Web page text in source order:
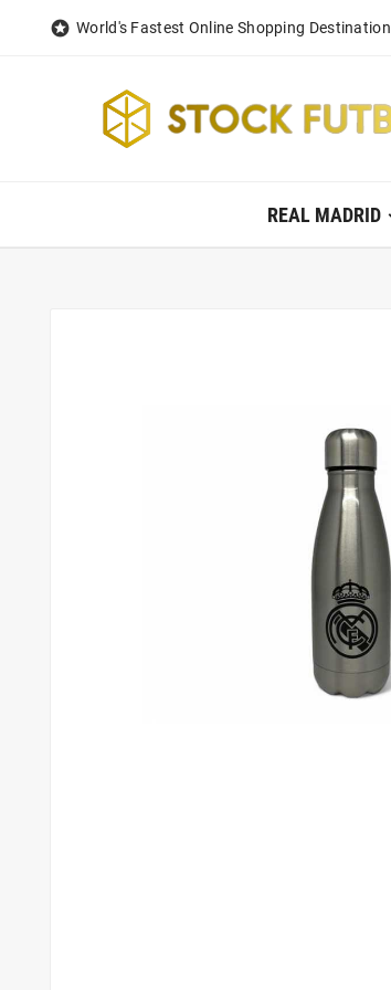
 World's Fastest Online Shopping Destination
REAL MADRID